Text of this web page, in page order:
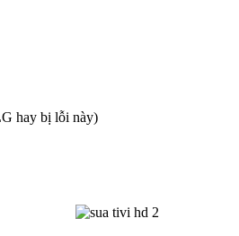
hay bị lỗi này)